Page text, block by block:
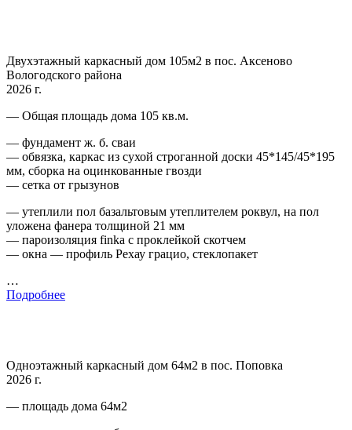
Двухэтажный каркасный дом 105м2 в пос. Аксеново
Вологодского района
2026 г.
— Общая площадь дома 105 кв.м.
— фундамент ж. б. сваи
— обвязка, каркас из сухой строганной доски 45*145/45*195
мм, сборка на оцинкованные гвозди
— сетка от грызунов
— утеплили пол базальтовым утеплителем роквул, на пол
уложена фанера толщиной 21 мм
— пароизоляция finka с проклейкой скотчем
— окна — профиль Рехау грацио, стеклопакет
…
Подробнее
Одноэтажный каркасный дом 64м2 в пос. Поповка
2026 г.
— площадь дома 64м2